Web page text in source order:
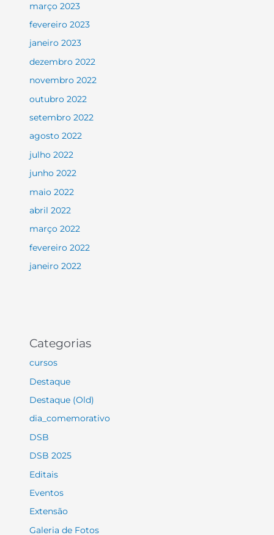
março 2023
fevereiro 2023
janeiro 2023
dezembro 2022
novembro 2022
outubro 2022
setembro 2022
agosto 2022
julho 2022
junho 2022
maio 2022
abril 2022
março 2022
fevereiro 2022
janeiro 2022
Categorias
cursos
Destaque
Destaque (Old)
dia_comemorativo
DSB
DSB 2025
Editais
Eventos
Extensão
Galeria de Fotos